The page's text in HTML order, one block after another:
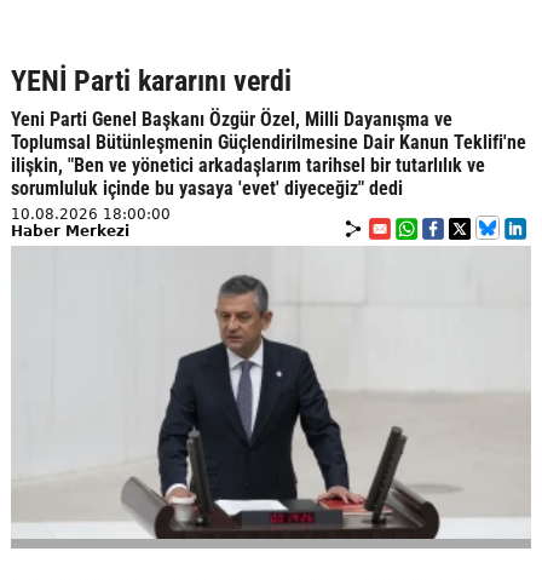
YENİ Parti kararını verdi
Yeni Parti Genel Başkanı Özgür Özel, Milli Dayanışma ve
Toplumsal Bütünleşmenin Güçlendirilmesine Dair Kanun Teklifi'ne
ilişkin, "Ben ve yönetici arkadaşlarım tarihsel bir tutarlılık ve
sorumluluk içinde bu yasaya 'evet' diyeceğiz" dedi
10.08.2026 18:00:00
Haber Merkezi